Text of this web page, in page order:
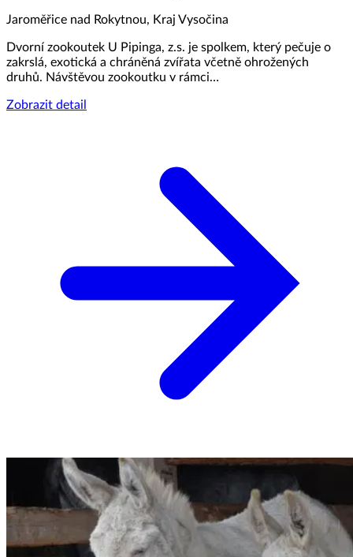
Jaroměřice nad Rokytnou, Kraj Vysočina
Dvorní zookoutek U Pipinga, z.s. je spolkem, který pečuje o
zakrslá, exotická a chráněná zvířata včetně ohrožených
druhů. Návštěvou zookoutku v rámci…
Zobrazit detail